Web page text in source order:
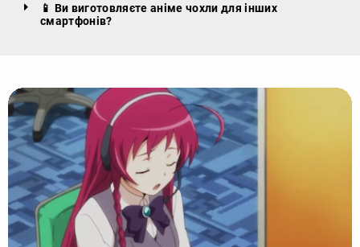
📱 Ви виготовляєте аніме чохли для інших
смартфонів?